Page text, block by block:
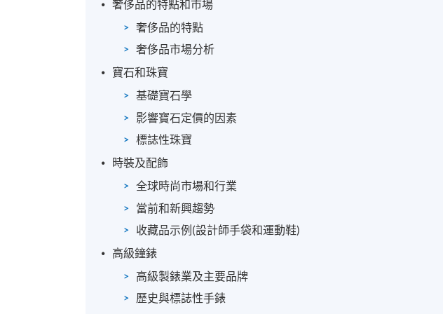
奢侈品的特點和市場
奢侈品的特點
奢侈品市場分析
寶石和珠寶
基礎寶石學
影響寶石定價的因素
標誌性珠寶
時裝及配飾
全球時尚市場和行業
當前和新興趨勢
收藏品示例(設計師手袋和運動鞋)
高級鐘錶
高級製錶業及主要品牌
歷史與標誌性手錶